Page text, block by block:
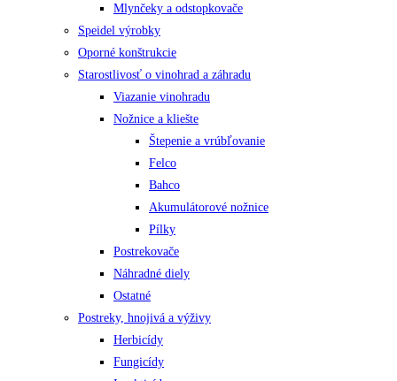
Mlynčeky a odstopkovače
Speidel výrobky
Oporné konštrukcie
Starostlivosť o vinohrad a záhradu
Viazanie vinohradu
Nožnice a kliešte
Štepenie a vrúbľovanie
Felco
Bahco
Akumulátorové nožnice
Pílky
Postrekovače
Náhradné diely
Ostatné
Postreky, hnojivá a výživy
Herbicídy
Fungicídy